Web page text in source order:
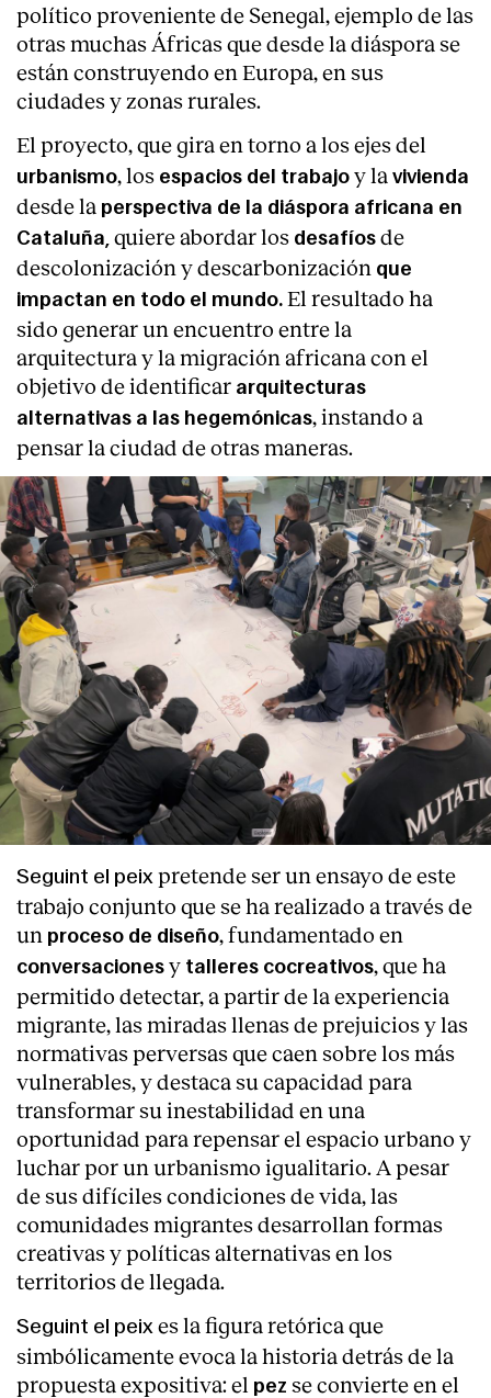
About
político proveniente de Senegal, ejemplo de las
otras muchas Áfricas que desde la diáspora se
están construyendo en Europa, en sus
ciudades y zonas rurales.
El proyecto, que gira en torno a losejes del
urbanismo, los espacios del trabajo yla vivienda
desde la perspectiva de la diáspora africana en
Cataluña, quiere abordar los desafíos de
descolonización y descarbonización que
impactan en todo el mundo. El resultado ha
sido generar un encuentro entre la
arquitectura y la migración africana con el
objetivo de identificar arquitecturas
alternativas a las hegemónicas, instando a
pensar la ciudad de otras maneras.
Seguint el peix pretende ser un ensayo de este
trabajo conjunto que se ha realizado a través de
un proceso de diseño, fundamentado en
conversaciones y talleres cocreativos, que ha
permitido detectar, a partir de la experiencia
migrante, las miradas llenas de prejuicios y las
normativas perversas que caen sobre los más
vulnerables, y destaca su capacidad para
transformar su inestabilidad en una
oportunidad para repensar el espacio urbano y
luchar por un urbanismo igualitario. A pesar
de sus difíciles condiciones de vida, las
comunidades migrantes desarrollan formas
creativas y políticas alternativas en los
territorios de llegada.
Seguint el peix es la figura retórica que
simbólicamente evoca la historia detrás de la
propuesta expositiva: el pez se convierte en el